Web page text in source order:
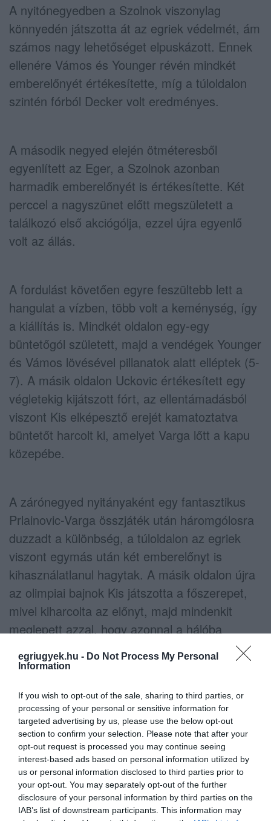
egriugyek.hu - Do Not Process My Personal
Information
If you wish to opt-out of the sale, sharing to third parties, or
processing of your personal or sensitive information for
targeted advertising by us, please use the below opt-out
section to confirm your selection. Please note that after your
opt-out request is processed you may continue seeing
interest-based ads based on personal information utilized by
us or personal information disclosed to third parties prior to
your opt-out. You may separately opt-out of the further
disclosure of your personal information by third parties on the
IAB’s list of downstream participants. This information may
A nyitónegyedben a Szolnok viszonylag
könnyedén játszotta át az egriek védelmét, ám
számos nagy lehetőséget elpuskázott. Ennek
ellenére Vámos és Younger révén mindkét
emberelőnyét értékesítette, míg a túloldalon
szintén fórból Decker volt eredményes.
A második negyed elején ötméteresből
egyenlített az Eger, a Szolnok azonban
harmadik emberelőnyét is értékesítette. Két
perccel a nagyszünet előtt megszületett a
találkozó első akciógólja, ezzel újra egyenlő
volt az állás.
A fordulást követően egyre feszültebb lett a
hangulat a vízben, több volt a keménység, így
a kiállítás is. Mindkét oldalon egy-egy
büntetőgól született, majd a vendégek Younger
és Vámos lövésével pillanatok alatt elléptek (5-
7). A másik oldalon Uckovic értékesített egy
végletekig kijátszott fórt, az ellentámadásból
viszont Kis elképesztő erejét kamatoztatva
büntetőt harcolt ki, amelyet Varga lőtt a kapu
közepébe.
A zárónegyed nyitányaként egy fantasztikus
Prlainovic-Varga összjáték után háromgólosra
duzzadt a különbség, a túloldalon az egriek
viszont egymás után két emberelőnyt is
kihasználatlanul hagytak. A másik oldalon újra
az olimpiai bajnok Kis játszotta a főszerepet,
mivel kiharcolta az előnyt, majd mindenkit
meglepett azzal, hogy azonnal a hálóba
döntötte a mérkőzést (6-10). A folytatásban
Prlainovic lőtt be egy büntetőt, Vámos pedig
szétbombázta a hálót (7-13).
forrás: mti.hu
Te követed már az Egri Ügyeket a
Facebookon? Nem! AkkorITT most
megteheted! Köszönjük!